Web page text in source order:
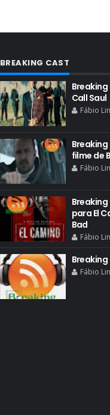
BOB ODENKIRK
BOB ODENKIRK CINEMA
BOB ODENKIRK TV
BREAKING BAD HISTORY
BREAKING BAD DA VIDA REAL
BREAKING BAD: CRIMINAL
BREAKING CAST
BREAKING SHOPPING
BRYAN CRANSTON
BRYAN CRANSTON CINEMA
BRYAN CRANSTON ESCRITOR
BREAKING CAST
Call Saul
Fábio
filme de
Fábio
para El
Bad
Fábio
Fábio